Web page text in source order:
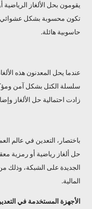
يقومون بحل الألغاز الرياضية
تكون محسوبة بشكل عشوائي،
حاسوبية هائلة.
عندما يحل المعدنون هذه
سلسلة الكتل بشكل آمن
زادت احتمالية حل الألغاز
باختصار، التعدين في عالم
حل ألغاز رياضية أو رمزية
الجديدة على الشبكة، وذلك
المالية.
الأجهزة المستخدمة في